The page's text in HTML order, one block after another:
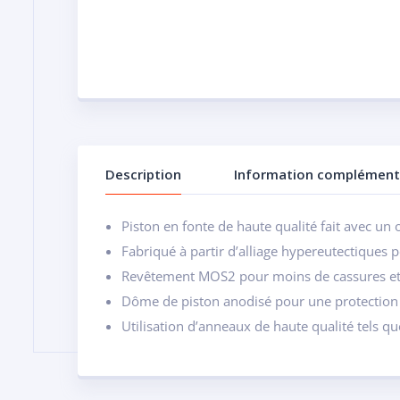
Description Information
Piston en fonte de haute qualité fait avec un
Fabriqué à partir d’alliage hypereutectiques
Revêtement MOS2 pour moins de cassures
Dôme de piston anodisé pour une
Utilisation d’anneaux de haute qualité tels